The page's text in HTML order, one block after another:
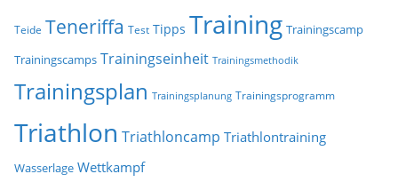
Teide Teneriffa Test Tipps Training Trainingscamp
Trainingscamps Trainingseinheit Trainingsmethodik
Trainingsplan Trainingsplanung Trainingsprogramm
Triathlon Triathloncamp Triathlontraining
Wasserlage Wettkampf